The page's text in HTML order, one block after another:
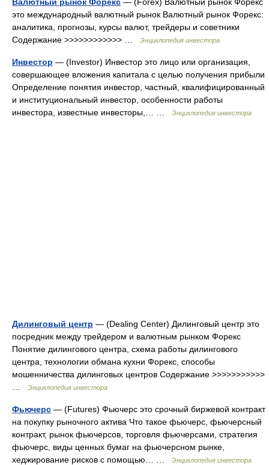
это международный валютный рынок Валютный рынок Форекс:
аналитика, прогнозы, курсы валют, трейдеры и советники
Содержание >>>>>>>>>>>> …
Энциклопедия инвестора
Инвестор — (Investor) Инвестор это лицо или организация,
совершающее вложения капитала с целью получения прибыли
Определение понятия инвестор, частный, квалифицированный
и институциональный инвестор, особенности работы
инвестора, известные инвесторы,… …
Энциклопедия инвестора
Дилинговый центр — (Dealing Center) Дилинговый центр это
посредник между трейдером и валютным рынком Форекс
Понятие дилингового центра, схема работы дилингового
центра, технологии обмана кухни Форекс, способы
мошенничества дилинговых центров Содержание >>>>>>>>>>>
Энциклопедия инвестора
Фьючерс — (Futures) Фьючерс это срочный биржевой контракт
на покупку рыночного актива Что такое фьючерс, фьючерсный
контракт, рынок фьючерсов, торговля фьючерсами, стратегия
фьючерс, виды ценных бумаг на фьючерсном рынке,
хеджирование рисков с помощью… …
Энциклопедия инвестора